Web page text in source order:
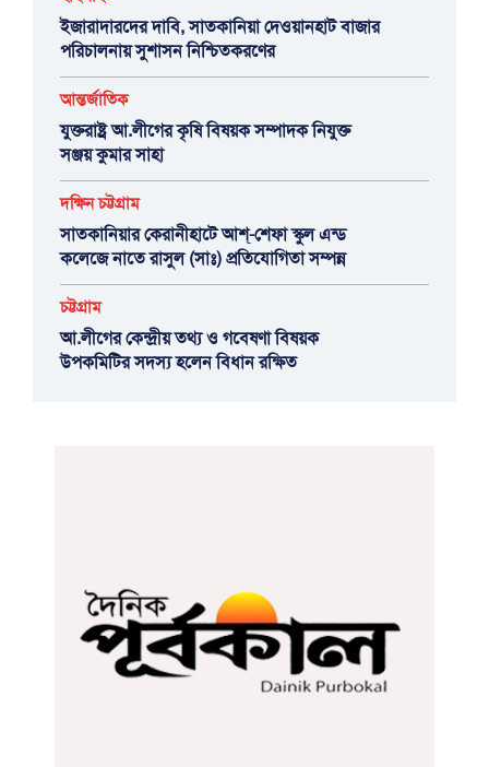
ইজারাদারদের দাবি, সাতকানিয়া দেওয়ানহাট বাজার
পরিচালনায় সুশাসন নিশ্চিতকরণের
আন্তর্জাতিক
যুক্তরাষ্ট্র আ.লীগের কৃষি বিষয়ক সম্পাদক নিযুক্ত
সঞ্জয় কুমার সাহা
দক্ষিন চট্টগ্রাম
সাতকানিয়ার কেরানীহাটে আশ্-শেফা স্কুল এন্ড
কলেজে নাতে রাসুল (সাঃ) প্রতিযোগিতা সম্পন্ন
চট্টগ্রাম
আ.লীগের কেন্দ্রীয় তথ্য ও গবেষণা বিষয়ক
উপকমিটির সদস্য হলেন বিধান রক্ষিত